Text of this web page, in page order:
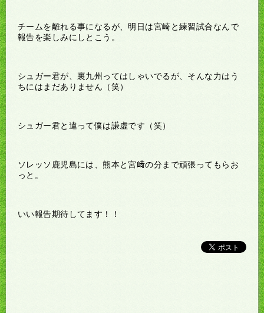
チームを離れる事になるが、明日は宮崎と練習試合なんで
報告を楽しみにしとこう。
シュガー君が、裏九州ってはしゃいでるが、そんな力はう
ちにはまだありません（笑）
シュガー君と違って僕は謙虚です（笑）
ソレッソ鹿児島には、熊本と宮﨑の分まで頑張ってもらお
っと。
いい報告期待してます！！